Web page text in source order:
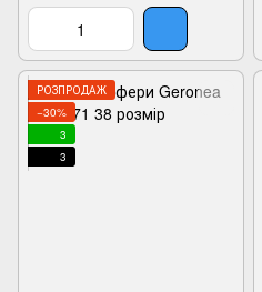
РОЗПРОДАЖ
−30%
3
3